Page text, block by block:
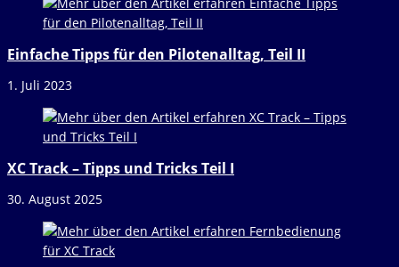
Einfache Tipps für den Pilotenalltag, Teil II
1. Juli 2023
XC Track – Tipps und Tricks Teil I
30. August 2025